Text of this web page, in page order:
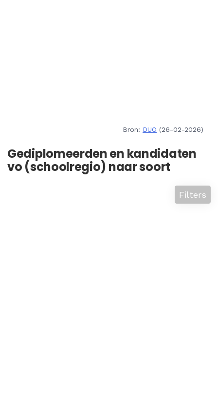
Bron: DUO (26-02-2026)
Gediplomeerden en kandidaten
vo (schoolregio) naar soort
Filters